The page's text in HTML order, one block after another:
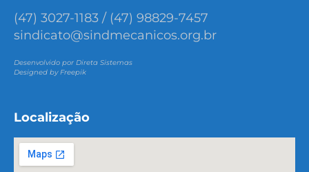
(47) 3027-1183 / (47) 98829-7457
sindicato@sindmecanicos.org.br
Desenvolvido por Direta Sistemas
Designed by Freepik
Localização